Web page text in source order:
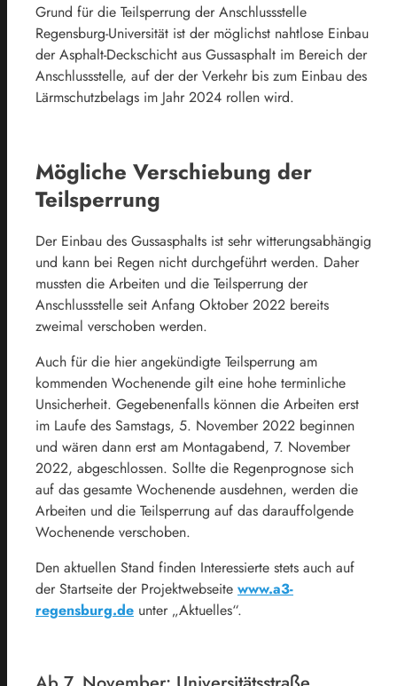
Grund für die Teilsperrung der Anschlussstelle
Regensburg-Universität ist der möglichst nahtlose Einbau
der Asphalt-Deckschicht aus Gussasphalt im Bereich der
Anschlussstelle, auf der der Verkehr bis zum Einbau des
Lärmschutzbelags im Jahr 2024 rollen wird.
Mögliche Verschiebung der
Teilsperrung
Der Einbau des Gussasphalts ist sehr witterungsabhängig
und kann bei Regen nicht durchgeführt werden. Daher
mussten die Arbeiten und die Teilsperrung der
Anschlussstelle seit Anfang Oktober 2022 bereits
zweimal verschoben werden.
Auch für die hier angekündigte Teilsperrung am
kommenden Wochenende gilt eine hohe terminliche
Unsicherheit. Gegebenenfalls können die Arbeiten erst
im Laufe des Samstags, 5. November 2022 beginnen
und wären dann erst am Montagabend, 7. November
2022, abgeschlossen. Sollte die Regenprognose sich
auf das gesamte Wochenende ausdehnen, werden die
Arbeiten und die Teilsperrung auf das darauffolgende
Wochenende verschoben.
Den aktuellen Stand finden Interessierte stets auch auf
der Startseite der Projektwebseite www.a3-
regensburg.de unter „Aktuelles“.